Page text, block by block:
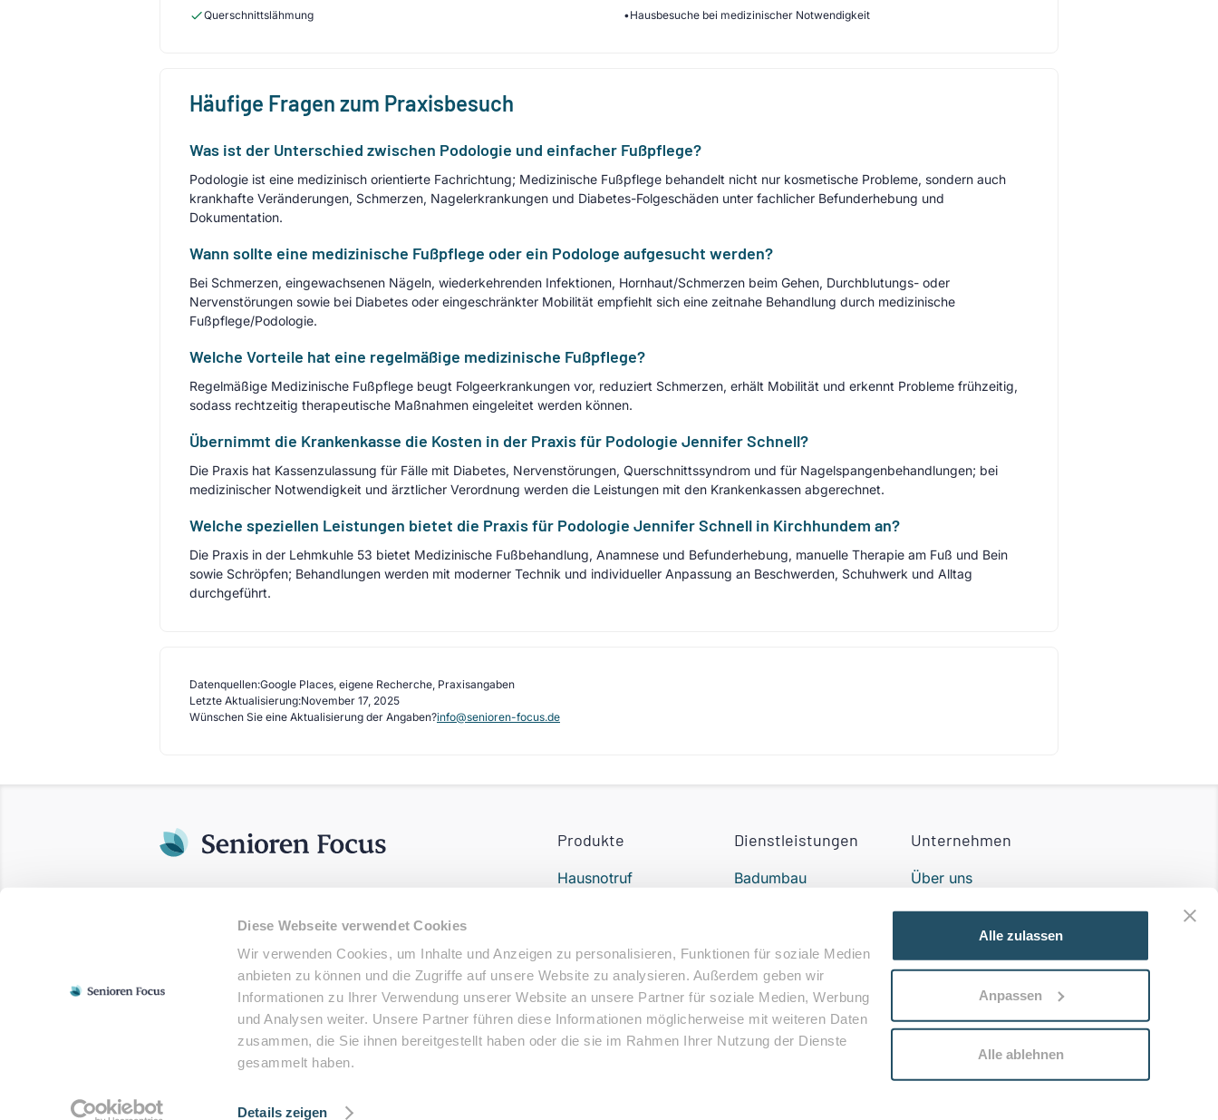
Diese Webseite verwendet Cookies
Wir verwenden Cookies, um Inhalte und Anzeigen zu personalisieren, Funktionen für soziale Medien
anbieten zu können und die Zugriffe auf unsere Website zu analysieren. Außerdem geben wir
Informationen zu Ihrer Verwendung unserer Website an unsere Partner für soziale Medien, Werbung
und Analysen weiter. Unsere Partner führen diese Informationen möglicherweise mit weiteren Daten
zusammen, die Sie ihnen bereitgestellt haben oder die sie im Rahmen Ihrer Nutzung der Dienste
gesammelt haben.
Details zeigen
Alle zulassen
Anpassen
Alle ablehnen
Querschnittslähmung
•Hausbesuche bei medizinischer Notwendigkeit
Häufige Fragen zum Praxisbesuch
Was ist der Unterschied zwischen Podologie und einfacher Fußpflege?
Podologie ist eine medizinisch orientierte Fachrichtung; Medizinische Fußpflege behandelt nicht nur kosmetische Probleme, sondern auch
krankhafte Veränderungen, Schmerzen, Nagelerkrankungen und Diabetes-Folgeschäden unter fachlicher Befunderhebung und
Dokumentation.
Wann sollte eine medizinische Fußpflege oder ein Podologe aufgesucht werden?
Bei Schmerzen, eingewachsenen Nägeln, wiederkehrenden Infektionen, Hornhaut/Schmerzen beim Gehen, Durchblutungs- oder
Nervenstörungen sowie bei Diabetes oder eingeschränkter Mobilität empfiehlt sich eine zeitnahe Behandlung durch medizinische
Fußpflege/Podologie.
Welche Vorteile hat eine regelmäßige medizinische Fußpflege?
Regelmäßige Medizinische Fußpflege beugt Folgeerkrankungen vor, reduziert Schmerzen, erhält Mobilität und erkennt Probleme frühzeitig,
sodass rechtzeitig therapeutische Maßnahmen eingeleitet werden können.
Übernimmt die Krankenkasse die Kosten in der Praxis für Podologie Jennifer Schnell?
Die Praxis hat Kassenzulassung für Fälle mit Diabetes, Nervenstörungen, Querschnittssyndrom und für Nagelspangenbehandlungen; bei
medizinischer Notwendigkeit und ärztlicher Verordnung werden die Leistungen mit den Krankenkassen abgerechnet.
Welche speziellen Leistungen bietet die Praxis für Podologie Jennifer Schnell in Kirchhundem an?
Die Praxis in der Lehmkuhle 53 bietet Medizinische Fußbehandlung, Anamnese und Befunderhebung, manuelle Therapie am Fuß und Bein
sowie Schröpfen; Behandlungen werden mit moderner Technik und individueller Anpassung an Beschwerden, Schuhwerk und Alltag
durchgeführt.
Datenquellen:Google Places, eigene Recherche, Praxisangaben
Letzte Aktualisierung:November 17, 2025
Wünschen Sie eine Aktualisierung der Angaben?info@senioren-focus.de
Produkte
Hausnotruf
Elektromobil
Elektrorollstuhl
Dienstleistungen
Badumbau
Alltagshilfe
Podologe in der
Nähe
Unternehmen
Über uns
Partner werden
© 2025 - Senioren Focus. Alle Rechte vorbehalten.